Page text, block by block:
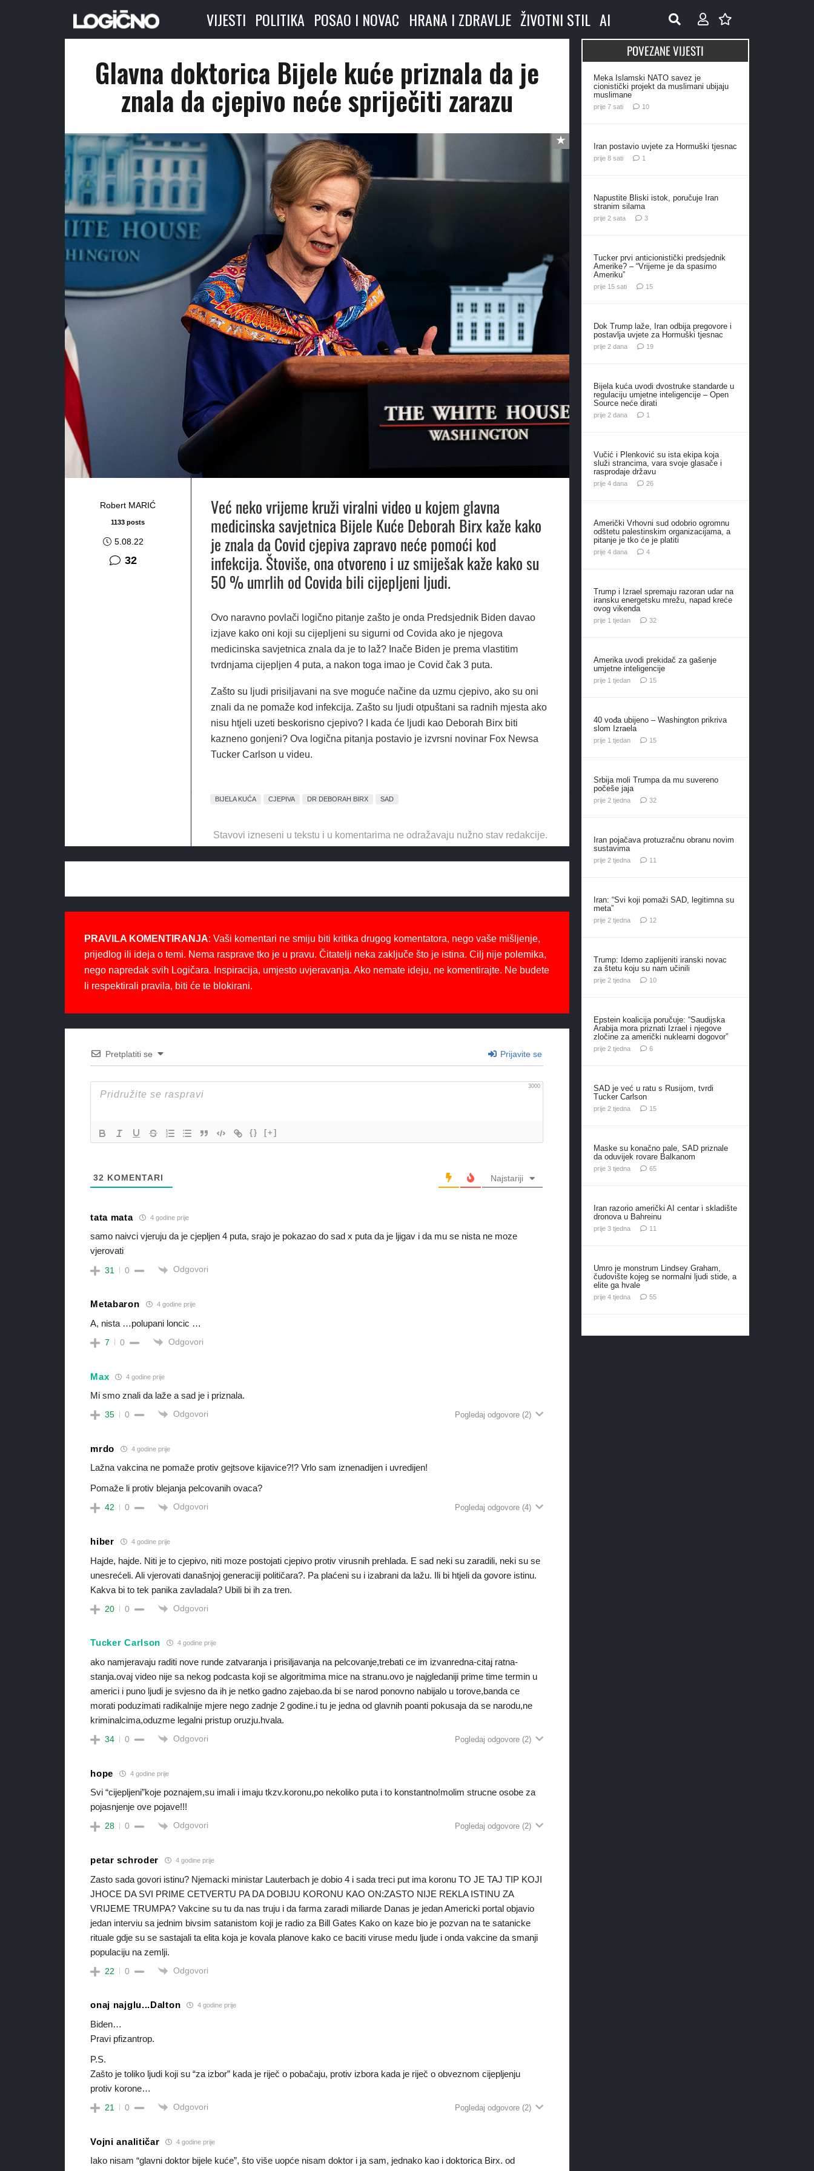
VIJESTI POLITIKA POSAO I NOVAC HRANA I ZDRAVLJE ŽIVOTNI STIL AI
Glavna doktorica Bijele kuće priznala da je
znala da cjepivo neće spriječiti zarazu
Robert MARIĆ
1133 posts
5.08.22
32
Već neko vrijeme kruži viralni video u kojem glavna
medicinska savjetnica Bijele Kuće Deborah Birx kaže kako
je znala da Covid cjepiva zapravo neće pomoći kod
infekcija. Štoviše, ona otvoreno i uz smiješak kaže kako su
50 % umrlih od Covida bili cijepljeni ljudi.
Ovo naravno povlači logično pitanje zašto je onda Predsjednik Biden davao
izjave kako oni koji su cijepljeni su sigurni od Covida ako je njegova
medicinska savjetnica znala da je to laž? Inače Biden je prema vlastitim
tvrdnjama cijepljen 4 puta, a nakon toga imao je Covid čak 3 puta.
Zašto su ljudi prisiljavani na sve moguće načine da uzmu cjepivo, ako su oni
znali da ne pomaže kod infekcija. Zašto su ljudi otpuštani sa radnih mjesta ako
nisu htjeli uzeti beskorisno cjepivo? I kada će ljudi kao Deborah Birx biti
kazneno gonjeni? Ova logična pitanja postavio je izvrsni novinar Fox Newsa
Tucker Carlson u videu.
BIJELA KUĆA CJEPIVA DR DEBORAH BIRX SAD
Stavovi izneseni u tekstu i u komentarima ne odražavaju nužno stav redakcije.
PRAVILA KOMENTIRANJA: Vaši komentari ne smiju biti kritika drugog komentatora, nego vaše mišljenje,
prijedlog ili ideja o temi. Nema rasprave tko je u pravu. Čitatelji neka zaključe što je istina. Cilj nije polemika,
nego napredak svih Logičara. Inspiracija, umjesto uvjeravanja. Ako nemate ideju, ne komentirajte. Ne budete
li respektirali pravila, biti će te blokirani.
Pretplatiti se Prijavite se
3000
{} [+]
32 KOMENTARI Najstariji
tata mata 4 godine prije
samo naivci vjeruju da je cjepljen 4 puta, srajo je pokazao do sad x puta da je ljigav i da mu se nista ne moze
vjerovati
31 0 Odgovori
Metabaron 4 godine prije
A, nista …polupani loncic …
7 0 Odgovori
Max 4 godine prije
Mi smo znali da laže a sad je i priznala.
35 0 Odgovori Pogledaj odgovore (2)
mrdo 4 godine prije
Lažna vakcina ne pomaže protiv gejtsove kijavice?!? Vrlo sam iznenadijen i uvredijen!
Pomaže li protiv blejanja pelcovanih ovaca?
42 0 Odgovori Pogledaj odgovore (4)
hiber 4 godine prije
Hajde, hajde. Niti je to cjepivo, niti moze postojati cjepivo protiv virusnih prehlada. E sad neki su zaradili, neki su se
unesrećeli. Ali vjerovati današnjoj generaciji političara?. Pa plaćeni su i izabrani da lažu. Ili bi htjeli da govore istinu.
Kakva bi to tek panika zavladala? Ubili bi ih za tren.
20 0 Odgovori
Tucker Carlson 4 godine prije
ako namjeravaju raditi nove runde zatvaranja i prisiljavanja na pelcovanje,trebati ce im izvanredna-citaj ratna-
stanja.ovaj video nije sa nekog podcasta koji se algoritmima mice na stranu.ovo je najgledaniji prime time termin u
americi i puno ljudi je svjesno da ih je netko gadno zajebao.da bi se narod ponovno nabijalo u torove,banda ce
morati poduzimati radikalnije mjere nego zadnje 2 godine.i tu je jedna od glavnih poanti pokusaja da se narodu,ne
kriminalcima,oduzme legalni pristup oruzju.hvala.
34 0 Odgovori Pogledaj odgovore (2)
hope 4 godine prije
Svi “cijepljeni”koje poznajem,su imali i imaju tkzv.koronu,po nekoliko puta i to konstantno!molim strucne osobe za
pojasnjenje ove pojave!!!
28 0 Odgovori Pogledaj odgovore (2)
petar schroder 4 godine prije
Zasto sada govori istinu? Njemacki ministar Lauterbach je dobio 4 i sada treci put ima koronu TO JE TAJ TIP KOJI
JHOCE DA SVI PRIME CETVERTU PA DA DOBIJU KORONU KAO ON:ZASTO NIJE REKLA ISTINU ZA
VRIJEME TRUMPA? Vakcine su tu da nas truju i da farma zaradi miliarde Danas je jedan Americki portal objavio
jedan interviu sa jednim bivsim satanistom koji je radio za Bill Gates Kako on kaze bio je pozvan na te satanicke
rituale gdje su se sastajali ta elita koja je kovala planove kako ce baciti viruse medu ljude i onda vakcine da smanji
populaciju na zemlji.
22 0 Odgovori
onaj najglu...Dalton 4 godine prije
Biden…
Pravi pfizantrop.
P.S.
Zašto je toliko ljudi koji su “za izbor” kada je riječ o pobačaju, protiv izbora kada je riječ o obveznom cijepljenju
protiv korone…
21 0 Odgovori Pogledaj odgovore (2)
Vojni analitičar 4 godine prije
Iako nisam “glavni doktor bijele kuće”, što više uopće nisam doktor i ja sam, jednako kao i doktorica Birx. od
POVEZANE VIJESTI
Meka Islamski NATO savez je
cionistički projekt da muslimani ubijaju
muslimane
prije 7 sati 10komentara
Iran postavio uvjete za Hormuški tjesnac
prije 8 sati 1
Napustite Bliski istok, poručuje Iran
stranim silama
prije 2 sata 3komentara
Tucker prvi anticionistički predsjednik
Amerike? – “Vrijeme je da spasimo
Ameriku”
prije 15 sati 15komentara
Dok Trump laže, Iran odbija pregovore i
postavlja uvjete za Hormuški tjesnac
prije 2 dana 19komentara
Bijela kuća uvodi dvostruke standarde u
regulaciju umjetne inteligencije – Open
Source neće dirati
prije 2 dana 1
Vučić i Plenković su ista ekipa koja
služi strancima, vara svoje glasače i
rasprodaje državu
prije 4 dana 26komentara
Američki Vrhovni sud odobrio ogromnu
odštetu palestinskim organizacijama, a
pitanje je tko će je platiti
prije 4 dana 4komentara
Trump i Izrael spremaju razoran udar na
iransku energetsku mrežu, napad kreće
ovog vikenda
prije 1 tjedan 32komentara
Amerika uvodi prekidač za gašenje
umjetne inteligencije
prije 1 tjedan 15komentara
40 vođa ubijeno – Washington prikriva
slom Izraela
prije 1 tjedan 15komentara
Srbija moli Trumpa da mu suvereno
počeše jaja
prije 2 tjedna 32komentara
Iran pojačava protuzračnu obranu novim
sustavima
prije 2 tjedna 11
Iran: “Svi koji pomaži SAD, legitimna su
meta”
prije 2 tjedna 12komentara
Trump: Idemo zaplijeniti iranski novac
za štetu koju su nam učinili
prije 2 tjedna 10komentara
Epstein koalicija poručuje: “Saudijska
Arabija mora priznati Izrael i njegove
zločine za američki nuklearni dogovor”
prije 2 tjedna 6komentara
SAD je već u ratu s Rusijom, tvrdi
Tucker Carlson
prije 2 tjedna 15komentara
Maske su konačno pale, SAD priznale
da oduvijek rovare Balkanom
prije 3 tjedna 65komentara
Iran razorio američki AI centar i skladište
dronova u Bahreinu
prije 3 tjedna 11
Umro je monstrum Lindsey Graham,
čudovište kojeg se normalni ljudi stide, a
elite ga hvale
prije 4 tjedna 55komentara